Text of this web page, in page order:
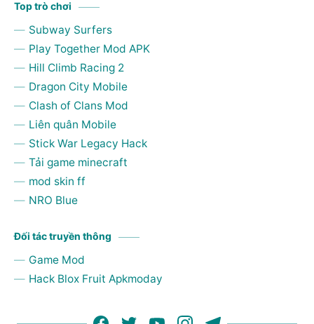
Top trò chơi
Subway Surfers
Play Together Mod APK
Hill Climb Racing 2
Dragon City Mobile
Clash of Clans Mod
Liên quân Mobile
Stick War Legacy Hack
Tải game minecraft
mod skin ff
NRO Blue
Đối tác truyền thông
Game Mod
Hack Blox Fruit Apkmoday